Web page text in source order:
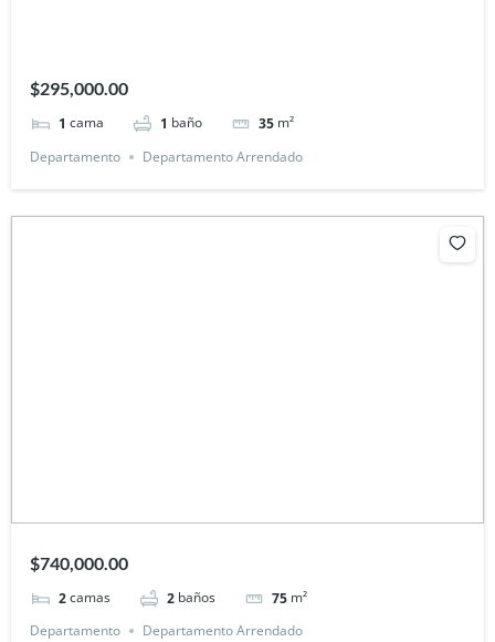
$295,000.00
1 cama 1 baño 35 m²
Departamento
Departamento Arrendado
$740,000.00
2camas 2 baños 75 m²
Departamento
Departamento Arrendado